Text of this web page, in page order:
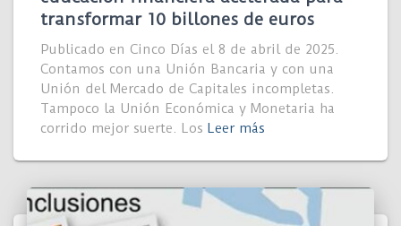
transformar 10 billones de euros
Publicado en Cinco Días el 8 de abril de 2025.
Contamos con una Unión Bancaria y con una
Unión del Mercado de Capitales incompletas.
Tampoco la Unión Económica y Monetaria ha
corrido mejor suerte. Los Leer más